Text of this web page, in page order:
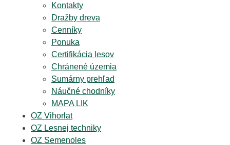
Kontakty
Dražby dreva
Cenníky
Ponuka
Certifikácia lesov
Chránené územia
Sumárny prehľad
Náučné chodníky
MAPA LIK
OZ Vihorlat
OZ Lesnej techniky
OZ Semenoles